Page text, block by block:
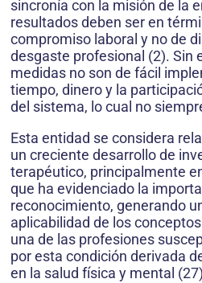
sincronía con la misión de la
resultados deben ser en
compromiso laboral y no de
desgaste profesional (2). Sin
medidas no son de fácil
tiempo, dinero y la
del sistema, lo cual no
Esta entidad se considera
un creciente desarrollo de
terapéutico, principalmente
que ha evidenciado la
reconocimiento, generando
aplicabilidad de los
una de las profesiones
por esta condición derivada
en la salud física y mental